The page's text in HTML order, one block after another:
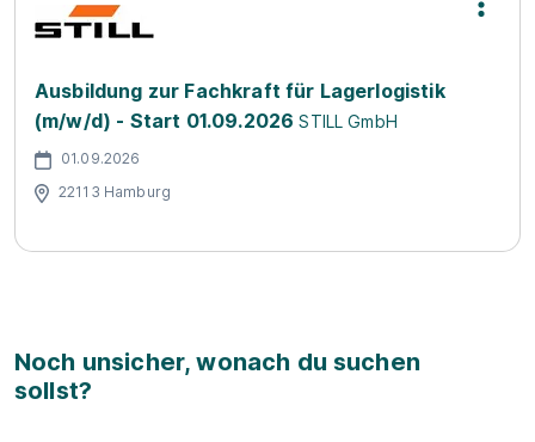
Ausbildung zur Fachkraft für Lagerlogistik
(m/w/d) - Start 01.09.2026 STILL GmbH
01.09.2026
22113 Hamburg
Noch unsicher, wonach du suchen
sollst?